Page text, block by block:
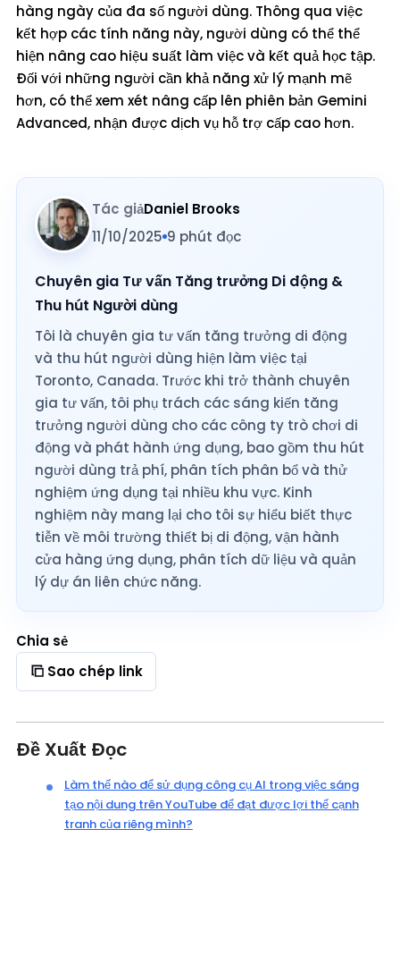
hàng ngày của đa số người dùng. Thông qua việc
kết hợp các tính năng này, người dùng có thể thể
hiện nâng cao hiệu suất làm việc và kết quả học tập.
Đối với những người cần khả năng xử lý mạnh mẽ
hơn, có thể xem xét nâng cấp lên phiên bản Gemini
Advanced, nhận được dịch vụ hỗ trợ cấp cao hơn.
Tác giảDaniel Brooks
11/10/2025 9 phút đọc
Chuyên gia Tư vấn Tăng trưởng Di động &
Thu hút Người dùng
Tôi là chuyên gia tư vấn tăng trưởng di động
và thu hút người dùng hiện làm việc tại
Toronto, Canada. Trước khi trở thành chuyên
gia tư vấn, tôi phụ trách các sáng kiến tăng
trưởng người dùng cho các công ty trò chơi di
động và phát hành ứng dụng, bao gồm thu hút
người dùng trả phí, phân tích phân bổ và thử
nghiệm ứng dụng tại nhiều khu vực. Kinh
nghiệm này mang lại cho tôi sự hiểu biết thực
tiễn về môi trường thiết bị di động, vận hành
cửa hàng ứng dụng, phân tích dữ liệu và quản
lý dự án liên chức năng.
Chia sẻ
Sao chép link
Đề Xuất Đọc
Làm thế nào để sử dụng công cụ AI trong việc sáng
tạo nội dung trên YouTube để đạt được lợi thế cạnh
tranh của riêng mình?